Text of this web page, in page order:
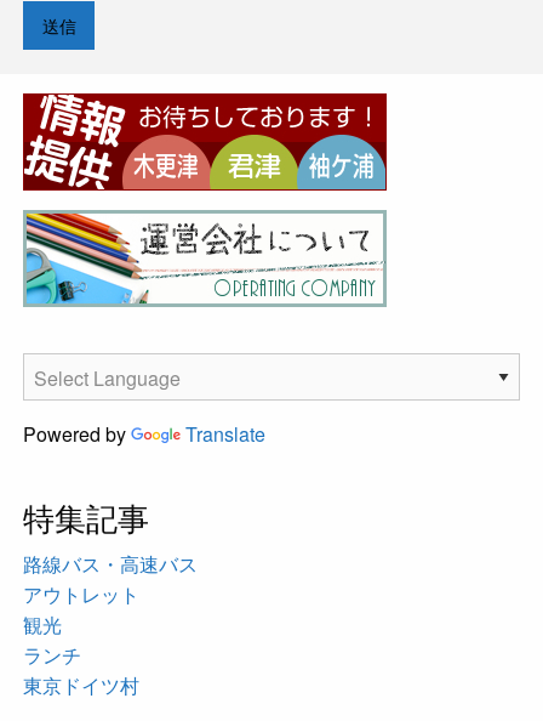
Powered by Translate
特集記事
路線バス・高速バス
アウトレット
観光
ランチ
東京ドイツ村